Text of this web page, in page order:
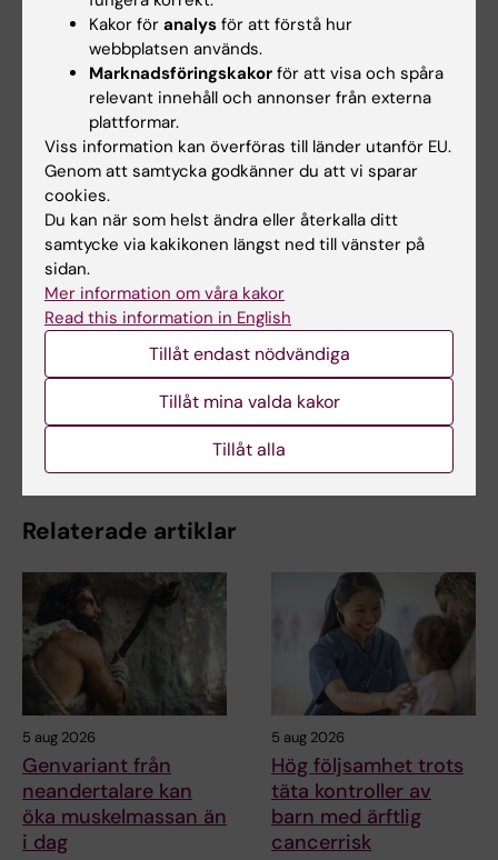
Autism Genetik Neuropsykiatri
Uppdaterad av:
Una Prosell 2024-05-17
Dela
Mer om det här ämnet
Synestesi och koppling till autism, perception och
Podd: Vem är synestet?
Relaterade artiklar
5 aug 2026
Genvariant från
neandertalare kan
öka muskelmassan än
i dag
5 aug 2026
Hög följsamhet trots
täta kontroller av
barn med ärftlig
cancerrisk
Kakor för analys för att förstå hur
webbplatsen används.
Marknadsföringskakor för att visa och spåra
relevant innehåll och annonser från externa
plattformar.
Viss information kan överföras till länder utanför EU.
Genom att samtycka godkänner du att vi sparar
cookies.
Du kan när som helst ändra eller återkalla ditt
samtycke via kakikonen längst ned till vänster på
sidan.
Mer information om våra kakor
Read this information in English
Tillåt endast nödvändiga
Tillåt mina valda kakor
Tillåt alla